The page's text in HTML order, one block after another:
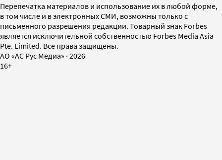
Перепечатка материалов и использование их в любой форме,
в том числе и в электронных СМИ, возможны только с
письменного разрешения редакции. Товарный знак Forbes
является исключительной собственностью Forbes Media Asia
Pte. Limited. Все права защищены.
AO «АС Рус Медиа» · 2026
16+